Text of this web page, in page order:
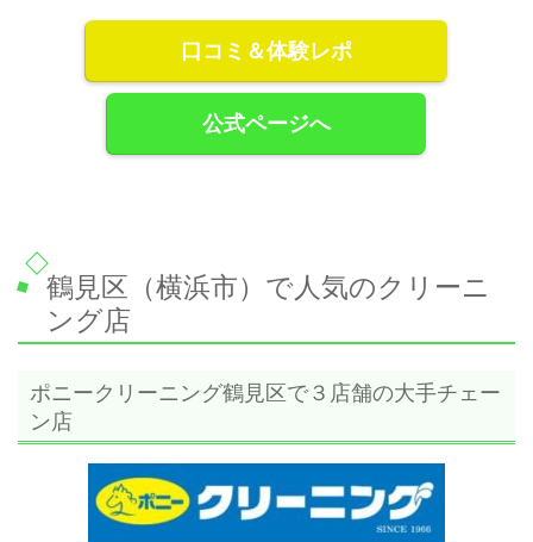
口コミ＆体験レポ
公式ページへ
鶴見区（横浜市）で人気のクリーニ
ング店
ポニークリーニング鶴見区で３店舗の大手チェー
ン店